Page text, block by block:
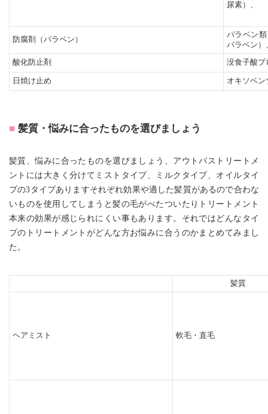
尿素）、
防腐剤（パラペン）
パラベン
パラベン）
酸化防止剤 没食子酸プ
日焼け止め オキソベ
髪質・悩みに合ったものを選びましょう
髪質、悩みに合ったものを選びましょう、アウトバストリートメ
ントには大きく分けてミストタイプ、ミルクタイプ、オイルタイ
プの3タイプありますそれぞれ効果や適した髪質があるので合わな
いものを使用してしまうと髪の毛がべたついたりトリートメント
本来の効果が感じられにくい事もあります。それではどんなタイ
プのトリートメントがどんな方お悩みに合うのかまとめてみまし
た。
髪質
ヘアミスト 軟毛・直毛